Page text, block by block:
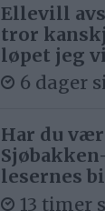
Ellevill
tror
løpet jeg
6 dager
Har du
lesernes
13 timer